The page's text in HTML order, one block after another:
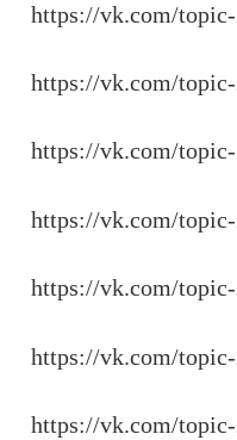
https://vk.com/topic-
https://vk.com/topic-
https://vk.com/topic-
https://vk.com/topic-
https://vk.com/topic-
https://vk.com/topic-
https://vk.com/topic-